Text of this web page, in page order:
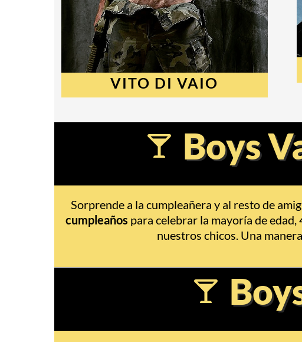
VITO DI VAIO
Boys
Sorprende a la cumpleañera y al resto de
cumpleaños para celebrar la mayoría de
nuestros chicos. Una